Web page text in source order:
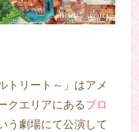
トリート～」はアメ
クエリアにあるブロ
う劇場にて公演して